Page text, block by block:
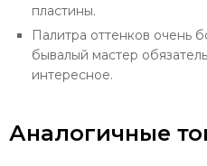
пластины.
Палитра оттенков очень
бывалый мастер
интересное.
Аналогичные